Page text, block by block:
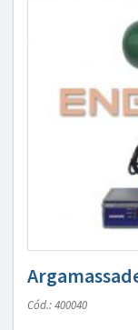
Cód.: 400040